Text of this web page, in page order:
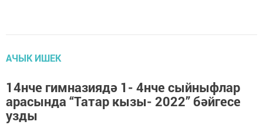
АЧЫК ИШЕК
14нче гимназиядә 1- 4нче сыйныфлар
арасында “Татар кызы- 2022” бәйгесе
узды